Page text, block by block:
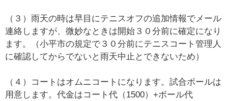
（３）雨天の時は早目にテニスオフの追加情報でメール
連絡しますが、微妙なときは開始３０分前に確定になり
ます。（小平市の規定で３０分前にテニスコート管理人
に確認してからでないと雨天中止とできないため）
（４）コートはオムニコートになります。試合ボールは
用意します。代金はコート代（1500）+ボール代